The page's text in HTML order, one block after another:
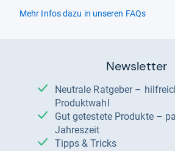
Mehr Infos dazu in unseren FAQs
Newsletter
Neutrale Ratgeber – hilfreich für Ihre
Produktwahl
Gut getestete Produkte – passend zur
Jahreszeit
Tipps & Tricks